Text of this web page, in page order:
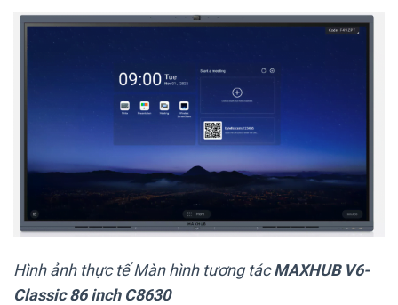
Hình ảnh thực tế Màn hình tương tácMAXHUB V6-
Classic 86 inch C8630